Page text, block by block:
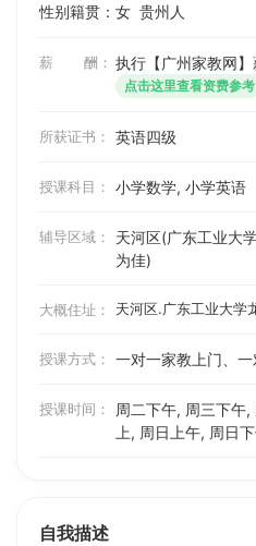
性别籍贯：女 贵州人
薪 酬： 执行【广州家教网】
点击这里查看资费参考
所获证书： 英语四级
授课科目： 小学数学, 小学英语
辅导区域：
天河区(广东工业大
为佳)
大概住址： 天河区.广东工业大学
授课方式： 一对一家教上门、
授课时间：
周二下午, 周三下午
上, 周日上午, 周日
自我描述